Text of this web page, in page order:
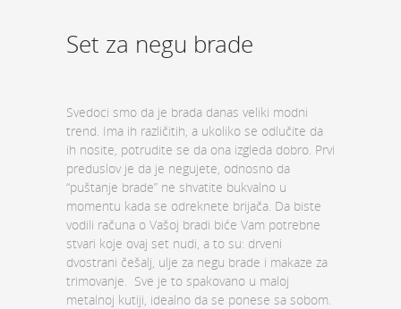
Set za negu brade
Svedoci smo da je brada danas veliki modni
trend. Ima ih različitih, a ukoliko se odlučite da
ih nosite, potrudite se da ona izgleda dobro. Prvi
preduslov je da je negujete, odnosno da
“puštanje brade” ne shvatite bukvalno u
momentu kada se odreknete brijača. Da biste
vodili računa o Vašoj bradi biće Vam potrebne
stvari koje ovaj set nudi, a to su: drveni
dvostrani češalj, ulje za negu brade i makaze za
trimovanje. Sve je to spakovano u maloj
metalnoj kutiji, idealno da se ponese sa sobom.